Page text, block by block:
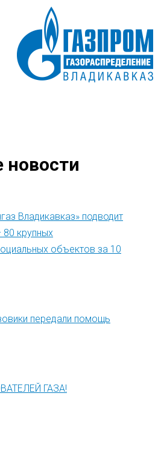
новости
Владикавказ» подводит
80 крупных
объектов за 10
передали помощь
ГАЗА!